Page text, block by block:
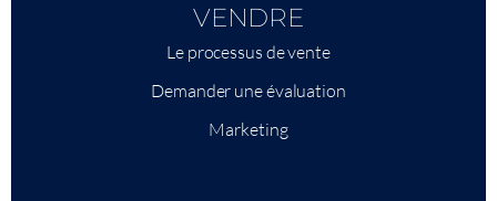
VENDRE
Le processus de vente
Demander une évaluation
Marketing